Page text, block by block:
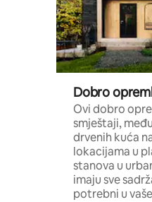
Dobro
Ovi dobro
smještaji,
drvenih kuća
lokacijama u
stanova u
imaju sve
potrebni u